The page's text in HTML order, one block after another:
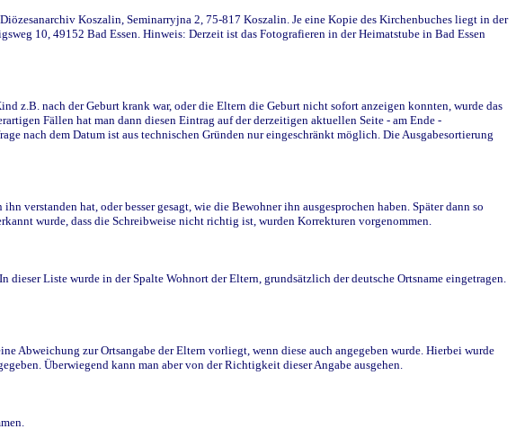
Koszalin, Seminarryjna 2, 75-817 Koszalin. Je eine Kopie des Kirchenbuches liegt in der
10, 49152 Bad Essen. Hinweis: Derzeit ist das Fotografieren in der Heimatstube in Bad Essen
z.B. nach der Geburt krank war, oder die Eltern die Geburt nicht sofort anzeigen konnten, wurde das
Fällen hat man dann diesen Eintrag auf der derzeitigen aktuellen Seite - am Ende -
nach dem Datum ist aus technischen Gründen nur eingeschränkt möglich. Die Ausgabesortierung
verstanden hat, oder besser gesagt, wie die Bewohner ihn ausgesprochen haben. Später dann so
wurde, dass die Schreibweise nicht richtig ist, wurden Korrekturen vorgenommen.
Liste wurde in der Spalte Wohnort der Eltern, grundsätzlich der deutsche Ortsname eingetragen.
Abweichung zur Ortsangabe der Eltern vorliegt, wenn diese auch angegeben wurde. Hierbei wurde
Überwiegend kann man aber von der Richtigkeit dieser Angabe ausgehen.